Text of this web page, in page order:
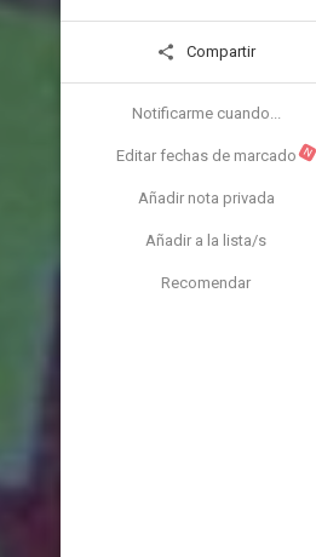
Compartir
Notificarme cuando...
Editar fechas de marcado N
Añadir nota privada
Añadir a la lista/s
Recomendar